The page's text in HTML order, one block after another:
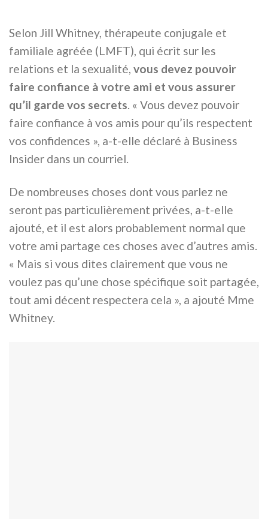
Selon Jill Whitney, thérapeute conjugale et
familiale agréée (LMFT), qui écrit sur les
relations et la sexualité, vous devez pouvoir
faire confiance à votre ami et vous assurer
qu’il garde vos secrets. « Vous devez pouvoir
faire confiance à vos amis pour qu’ils respectent
vos confidences », a-t-elle déclaré à Business
Insider dans un courriel.
De nombreuses choses dont vous parlez ne
seront pas particulièrement privées, a-t-elle
ajouté, et il est alors probablement normal que
votre ami partage ces choses avec d’autres amis.
« Mais si vous dites clairement que vous ne
voulez pas qu’une chose spécifique soit partagée,
tout ami décent respectera cela », a ajouté Mme
Whitney.